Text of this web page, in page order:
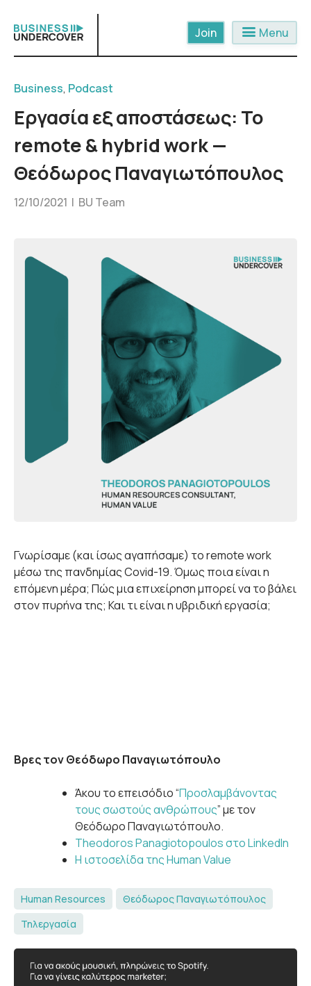
content
menu Menu
Business, Podcast
Εργασία εξ αποστάσεως: Το
remote & hybrid work —
Θεόδωρος Παναγιωτόπουλος
12/10/2021 | BU Team
Γνωρίσαμε (και ίσως αγαπήσαμε) το remote work
μέσω της πανδημίας Covid-19. Όμως ποια είναι η
επόμενη μέρα; Πώς μια επιχείρηση μπορεί να το βάλει
στον πυρήνα της; Και τι είναι η υβριδική εργασία;
Βρες τον Θεόδωρο Παναγιωτόπουλο
Άκου το επεισόδιο “Προσλαμβάνοντας
τους σωστούς ανθρώπους” με τον
Θεόδωρο Παναγιωτόπουλο.
Theodoros Panagiotopoulos στο LinkedIn
Η ιστοσελίδα της Human Value
Human Resources
Θεόδωρος Παναγιωτόπουλος
Τηλεργασία